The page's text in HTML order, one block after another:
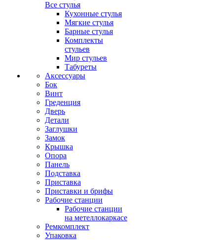
Все стулья
Кухонные стулья
Мягкие стулья
Барные стулья
Комплекты
стульев
Мир стульев
Табуреты
Аксессуары
Бок
Винт
Греденция
Дверь
Детали
Заглушки
Замок
Крышка
Опора
Панель
Подставка
Приставка
Приставки и брифы
Рабочие станции
Рабочие станции
на метеллокаркасе
Ремкомплект
Упаковка